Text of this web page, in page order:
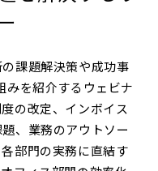
課題解決策や成功事
みを紹介するウェビナ
の改定、インボイス
、業務のアウトソー
部門の実務に直結す